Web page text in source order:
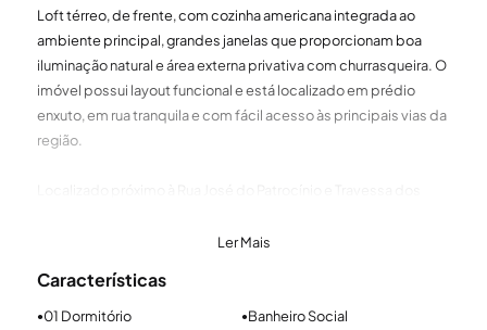
Loft térreo, de frente, com cozinha americana integrada ao
ambiente principal, grandes janelas que proporcionam boa
iluminação natural e área externa privativa com churrasqueira. O
imóvel possui layout funcional e está localizado em prédio
enxuto, em rua tranquila e com fácil acesso às principais vias da
região.
Alegre. O bairro Cidade Baixa conta com ampla oferta de
serviços, além da proximidade com a UFRGS, Parque da
Redenção e fácil acesso aos bairros Centro Histórico, Menino
Ler Mais
Características
●01 Dormitório ●Banheiro Social